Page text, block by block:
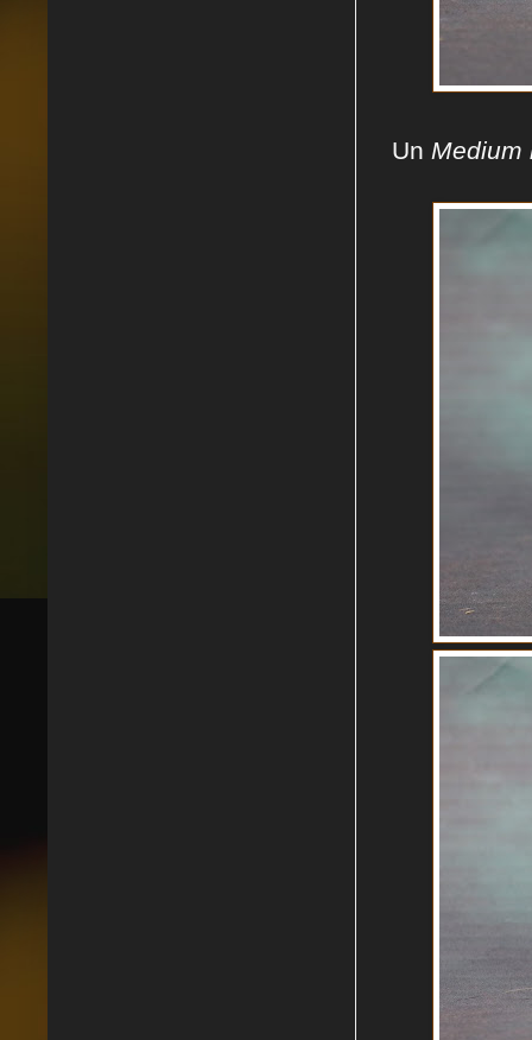
Un Medium